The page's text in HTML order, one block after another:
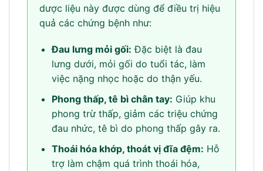
dược liệu này được dùng để điều trị hiệu
quả các chứng bệnh như:
Đau lưng mỏi gối: Đặc biệt là đau
lưng dưới, mỏi gối do tuổi tác, làm
việc nặng nhọc hoặc do thận yếu.
Phong thấp, tê bì chân tay: Giúp khu
phong trừ thấp, giảm các triệu chứng
đau nhức, tê bì do phong thấp gây ra.
Thoái hóa khớp, thoát vị đĩa đệm: Hỗ
trợ làm chậm quá trình thoái hóa,